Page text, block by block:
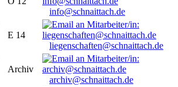
info@schnaittach.de
E 14
liegenschaften@schnaittach.de
Archiv
archiv@schnaittach.de